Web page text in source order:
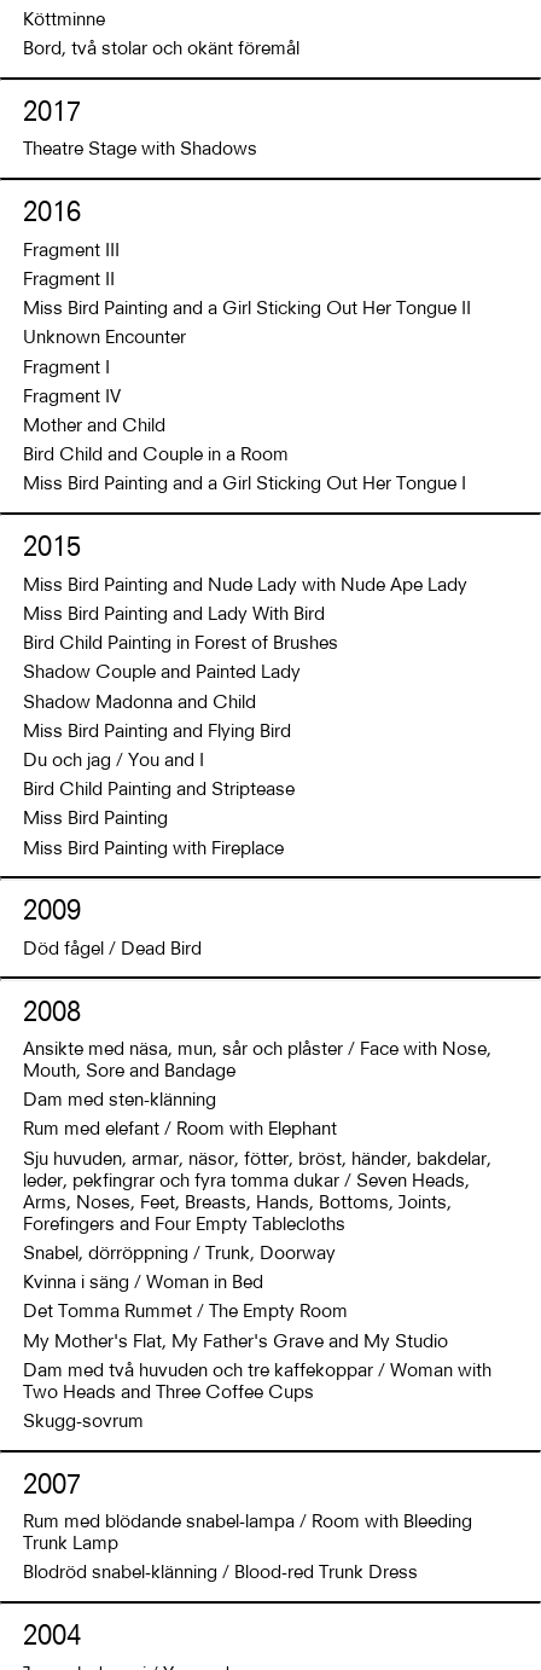
Köttminne
Bord, två stolar och okänt föremål
2017
Theatre Stage with Shadows
2016
Fragment III
Fragment II
Miss Bird Painting and a Girl Sticking Out Her Tongue II
Unknown Encounter
Fragment I
Fragment IV
Mother and Child
Bird Child and Couple in a Room
Miss Bird Painting and a Girl Sticking Out Her Tongue I
2015
Miss Bird Painting and Nude Lady with Nude Ape Lady
Miss Bird Painting and Lady With Bird
Bird Child Painting in Forest of Brushes
Shadow Couple and Painted Lady
Shadow Madonna and Child
Miss Bird Painting and Flying Bird
Du och jag / You and I
Bird Child Painting and Striptease
Miss Bird Painting
Miss Bird Painting with Fireplace
2009
Död fågel / Dead Bird
2008
Ansikte med näsa, mun, sår och plåster / Face with Nose,
Mouth, Sore and Bandage
Dam med sten-klänning
Rum med elefant / Room with Elephant
Sju huvuden, armar, näsor, fötter, bröst, händer, bakdelar,
leder, pekfingrar och fyra tomma dukar / Seven Heads,
Arms, Noses, Feet, Breasts, Hands, Bottoms, Joints,
Forefingers and Four Empty Tablecloths
Snabel, dörröppning / Trunk, Doorway
Kvinna i säng / Woman in Bed
Det Tomma Rummet / The Empty Room
My Mother's Flat, My Father's Grave and My Studio
Dam med två huvuden och tre kaffekoppar / Woman with
Two Heads and Three Coffee Cups
Skugg-sovrum
2007
Rum med blödande snabel-lampa / Room with Bleeding
Trunk Lamp
Blodröd snabel-klänning / Blood-red Trunk Dress
2004